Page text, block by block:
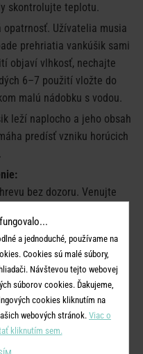
skontrolujte teplotu.
Užívatelia musia
prehriatia vankúšik sami
objaví vlhkosť, nechajte
6–7 použití vložte do
malú nádobku s vodou.
leží naplocho a jeho obsah
predísť vzniku horúcich
bez dozoru. Venujte
z mikrovlnnej rúry a
vo vode.
ako naznačuje prvý dotyk.
opatrne.
Vyhnite sa
pokožkou pri vyberaní z
a jednoduché, používame na
Cookies sú malé súbory,
Návštevou tejto webovej
súborov cookies. Ďakujeme,
cookies kliknutím na
webových stránok. Viac o
kliknutím sem.